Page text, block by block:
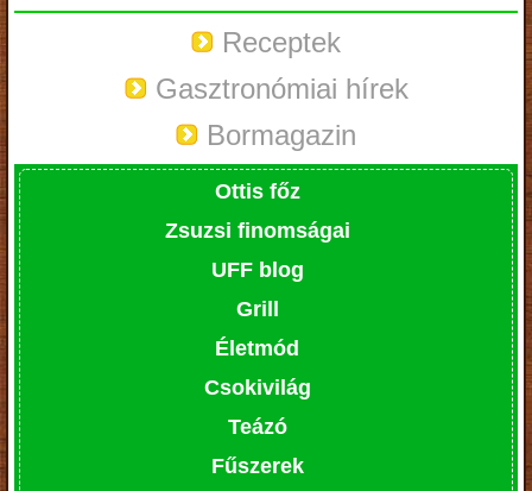
Receptek
Gasztronómiai hírek
Bormagazin
Ottis főz
Zsuzsi finomságai
UFF blog
Grill
Életmód
Csokivilág
Teázó
Fűszerek